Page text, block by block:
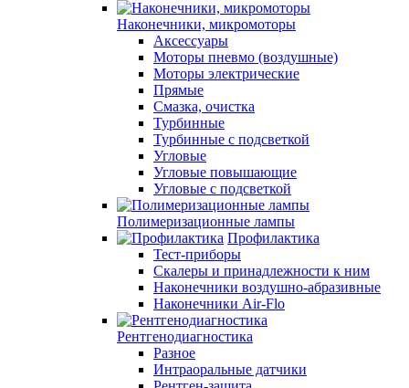
Наконечники, микромоторы
Аксессуары
Моторы пневмо (воздушные)
Моторы электрические
Прямые
Смазка, очистка
Турбинные
Турбинные с подсветкой
Угловые
Угловые повышающие
Угловые с подсветкой
Полимеризационные лампы
Профилактика
Тест-приборы
Скалеры и принадлежности к ним
Наконечники воздушно-абразивные
Наконечники Air-Flo
Рентгенодиагностика
Разное
Интраоральные датчики